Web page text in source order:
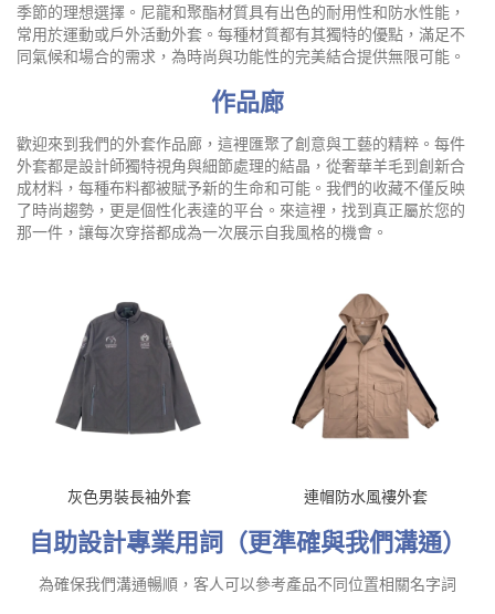
季節的理想選擇。尼龍和聚酯材質具有出色的耐用性和防水性能，
常用於運動或戶外活動外套。每種材質都有其獨特的優點，滿足不
同氣候和場合的需求，為時尚與功能性的完美結合提供無限可能。
作品廊
歡迎來到我們的外套作品廊，這裡匯聚了創意與工藝的精粹。每件
外套都是設計師獨特視角與細節處理的結晶，從奢華羊毛到創新合
成材料，每種布料都被賦予新的生命和可能。我們的收藏不僅反映
了時尚趨勢，更是個性化表達的平台。來這裡，找到真正屬於您的
那一件，讓每次穿搭都成為一次展示自我風格的機會。
灰色男裝長袖外套 連帽防水風褸外套
自助設計專業用詞（更準確與我們溝通）
為確保我們溝通暢順，客人可以參考產品不同位置相關名字詞